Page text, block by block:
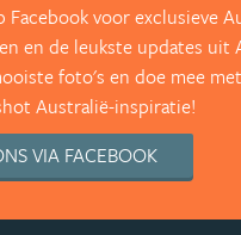
Facebook voor exclusieve
en de leukste updates uit
foto's en doe mee
Australië-inspiratie!
VIA FACEBOOK